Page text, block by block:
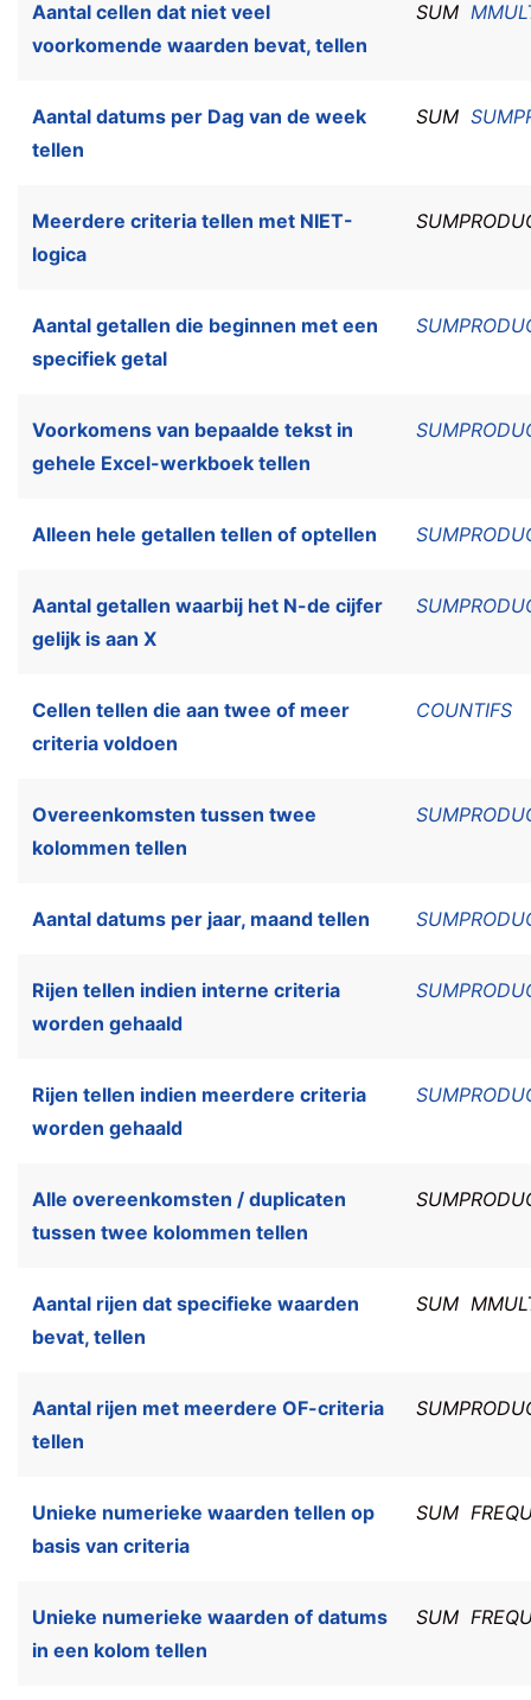
Aantal cellen dat niet veel
voorkomende waarden bevat, tellen
SUM
Aantal datums per Dag van de week
tellen
SUM
Meerdere criteria tellen met NIET-
logica
Aantal getallen die beginnen met een
specifiek getal
Voorkomens van bepaalde tekst in
gehele Excel-werkboek tellen
Alleen hele getallen tellen of optellen
Aantal getallen waarbij het N-de cijfer
gelijk is aan X
Cellen tellen die aan twee of meer
criteria voldoen
COUNTIFS
Overeenkomsten tussen twee
kolommen tellen
Aantal datums per jaar, maand tellen
Rijen tellen indien interne criteria
worden gehaald
Rijen tellen indien meerdere criteria
worden gehaald
Alle overeenkomsten / duplicaten
tussen twee kolommen tellen
Aantal rijen dat specifieke waarden
bevat, tellen
SUM
Aantal rijen met meerdere OF-criteria
tellen
Unieke numerieke waarden tellen op
basis van criteria
SUM
Unieke numerieke waarden of datums
in een kolom tellen
SUM